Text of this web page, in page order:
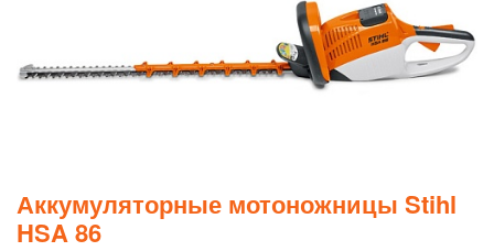
Аккумуляторные мотоножницы Stihl
HSA 86